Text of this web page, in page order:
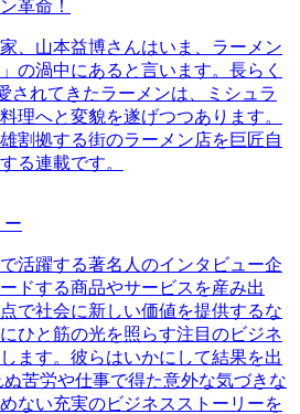
革命！
、山本益博さんはいま、ラーメン
の渦中にあると言います。長らく
されてきたラーメンは、ミシュラ
理へと変貌を遂げつつあります。
割拠する街のラーメン店を巨匠自
る連載です。
ー
活躍する著名人のインタビュー企
ドする商品やサービスを産み出
で社会に新しい価値を提供するな
ひと筋の光を照らす注目のビジネ
ます。彼らはいかにして結果を出
ぬ苦労や仕事で得た意外な気づきな
ない充実のビジネスストーリーを